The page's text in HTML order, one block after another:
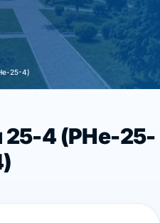
25-4)
25-4 (PHe-25-